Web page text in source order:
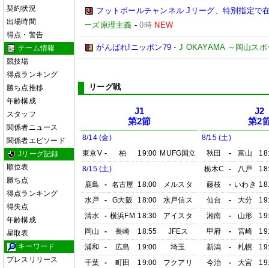
契約状況
出場時間
得点・警告
チーム情報
競技場
得点ランキング
勝ち点推移
年齢構成
スタッフ
関係者ニュース
関係者エピソード
Jリーグ記録
順位表
勝ち点
得点ランキング
得失点
年齢構成
星取表
キーワード
プレスリリース
フットボールチャンネル Jリーグ、特別指定で
ーズ原理主義 -0時 NEW
がんばれ!ニッポン79 -J OKAYAMA ～岡山ス
リーグ戦
J1
第2節
8/14 (金)
東京V - 柏 19:00 MUFG国立
8/15 (土)
鹿島
- 名古屋 18:00
メルスタ
水戸
- G大阪 18:00
水戸信ス
清水
- 横浜FM 18:30
アイスタ
岡山
- 長崎 18:55
JFEス
浦和
- 広島 19:00
埼玉
千葉
- 町田 19:00
フクアリ
J2
第2
8/15 (土)
秋田
- 富山
栃木C
- 八戸
藤枝
- いわき
仙台
- 大分
湘南
- 山形
甲府
- 宮崎
新潟
- 札幌
今治
- 大宮